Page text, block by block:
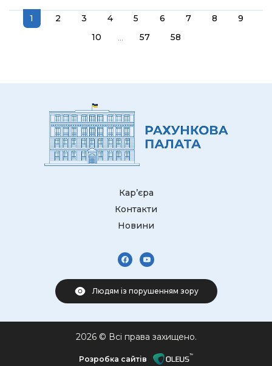
1 2 3 4 5 6 7 8
9
10
... 57 58
Кар’єра
Контакти
Новини
Людям із порушенням зору
2026 © Всі права захищено.
Розробка сайтів